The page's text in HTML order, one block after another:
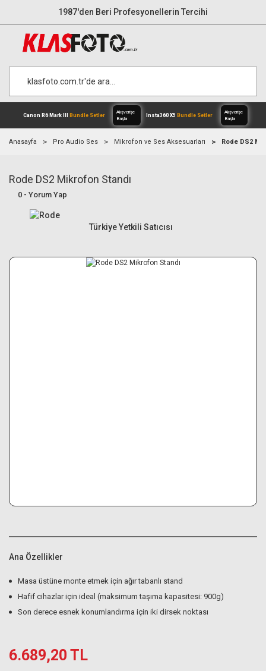
1987'den Beri Profesyonellerin Tercihi
Canon R6 Mark III
Anasayfa Pro Audio Ses Mikrofon ve Ses Aksesuarları Rode DS2
Rode DS2 Mikrofon Standı
0 - Yorum Yap
Türkiye Yetkili Satıcısı
Ana Özellikler
Masa üstüne monte etmek için ağır tabanlı stand
Hafif cihazlar için ideal (maksimum taşıma kapasitesi: 900g)
Son derece esnek konumlandırma için iki dirsek noktası
6.689,20 TL